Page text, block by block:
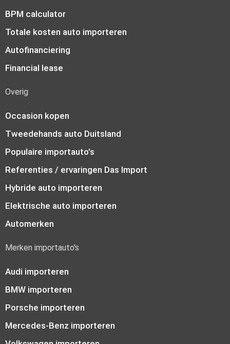
BPM calculator
Totale kosten auto importeren
Autofinanciering
Financial lease
Overig
Occasion kopen
Tweedehands auto Duitsland
Populaire importauto's
Referenties / ervaringen Das Import
Hybride auto importeren
Elektrische auto importeren
Automerken
Merken importauto's
Audi importeren
BMW importeren
Porsche importeren
Mercedes-Benz importeren